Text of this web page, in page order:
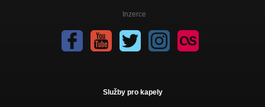
Inzerce
Služby pro kapely